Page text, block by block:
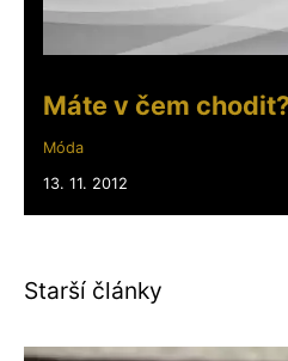
Máte v čem chodit?
Móda
13. 11. 2012
Starší články